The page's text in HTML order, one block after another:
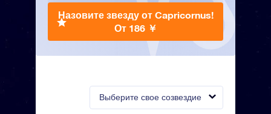
Выберите свое созвездие
Назовите звезду от Capricornus!
От 186 ￥